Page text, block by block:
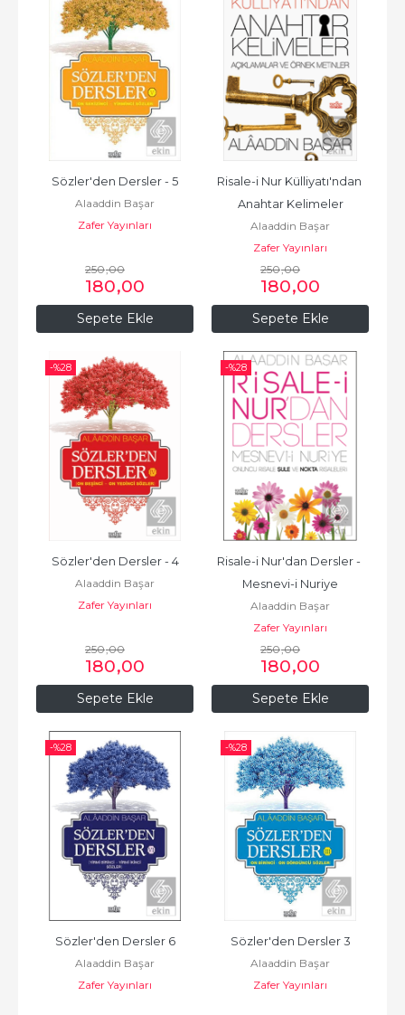
Sepete Ekle
Sözler'den Dersler - 5
Alaaddin Başar
Zafer Yayınları
250,00
180,00
Sepete Ekle
Risale-i Nur Külliyatı'ndan
Anahtar Kelimeler
Alaaddin Başar
Zafer Yayınları
250,00
180,00
-%28
Sepete Ekle
Sözler'den Dersler - 4
Alaaddin Başar
Zafer Yayınları
250,00
180,00
-%28
Sepete Ekle
Risale-i Nur'dan Dersler -
Mesnevi-i Nuriye
Alaaddin Başar
Zafer Yayınları
250,00
180,00
-%28
Sözler'den Dersler 6
Alaaddin Başar
Zafer Yayınları
-%28
Sözler'den Dersler 3
Alaaddin Başar
Zafer Yayınları